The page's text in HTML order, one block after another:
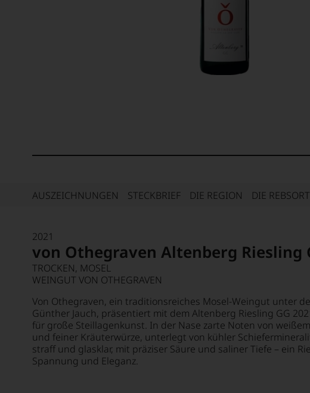
AUSZEICHNUNGEN STECKBRIEF DIE REGION DIE
2021
von Othegraven Altenberg Riesling
TROCKEN, MOSEL
WEINGUT VON OTHEGRAVEN
Von Othegraven, ein traditionsreiches Mosel-Weingut unter
Günther Jauch, präsentiert mit dem Altenberg Riesling GG
für große Steillagenkunst. In der Nase zarte Noten von
und feiner Kräuterwürze, unterlegt von kühler
straff und glasklar, mit präziser Säure und saliner Tiefe – ein
Spannung und Eleganz.